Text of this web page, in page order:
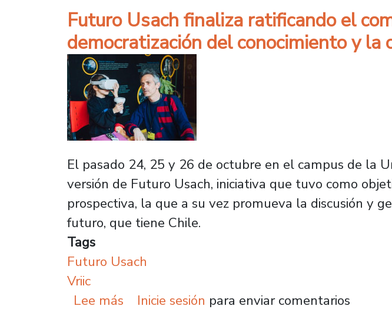
Futuro Usach finaliza ratificando el
democratización del conocimiento y la
El pasado 24, 25 y 26 de octubre en el campus de la
versión de Futuro Usach, iniciativa que tuvo como
prospectiva, la que a su vez promueva la discusión y
futuro, que tiene Chile.
Tags
Futuro Usach
Vriic
Lee más sobre Futuro Usach finaliza ratificando el
Inicie sesión para enviar comentarios